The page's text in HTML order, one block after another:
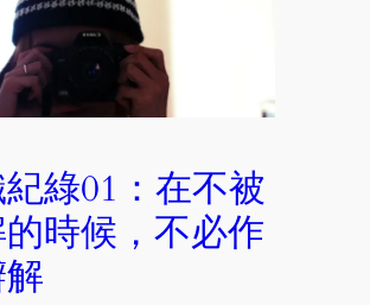
綠01：在不被
時候，不必作